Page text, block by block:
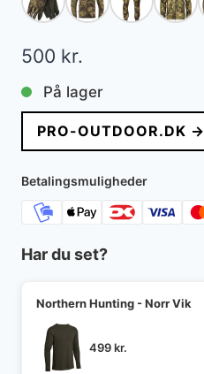
500 kr.
På lager
PRO-OUTDOOR.DK →
Betalingsmuligheder
Har du set?
Northern Hunting - Norr Vik
499kr.